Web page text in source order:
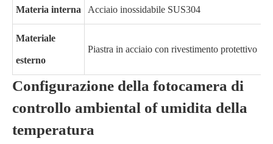
Materia interna Acciaio inossidabile SUS304
Materiale
esterno
Piastra in acciaio con rivestimento protettivo
Configurazione della fotocamera di
controllo ambiental of umidita della
temperatura